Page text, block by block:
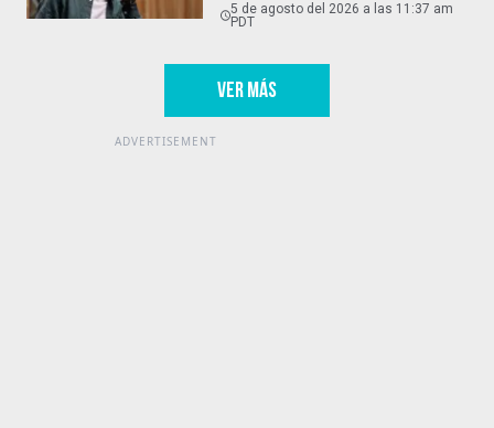
5 de agosto del 2026 a las 11:37 am
PDT
VER MÁS